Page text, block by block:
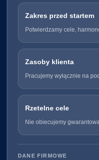
Zakres przed startem
Potwierdzamy cele,
Zasoby klienta
Pracujemy wyłącznie na
Rzetelne cele
Nie obiecujemy
DANE FIRMOWE